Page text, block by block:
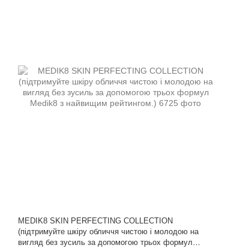
MEDIK8 SKIN PERFECTING COLLECTION
(підтримуйте шкіру обличчя чистою і молодою на
вигляд без зусиль за допомогою трьох формул